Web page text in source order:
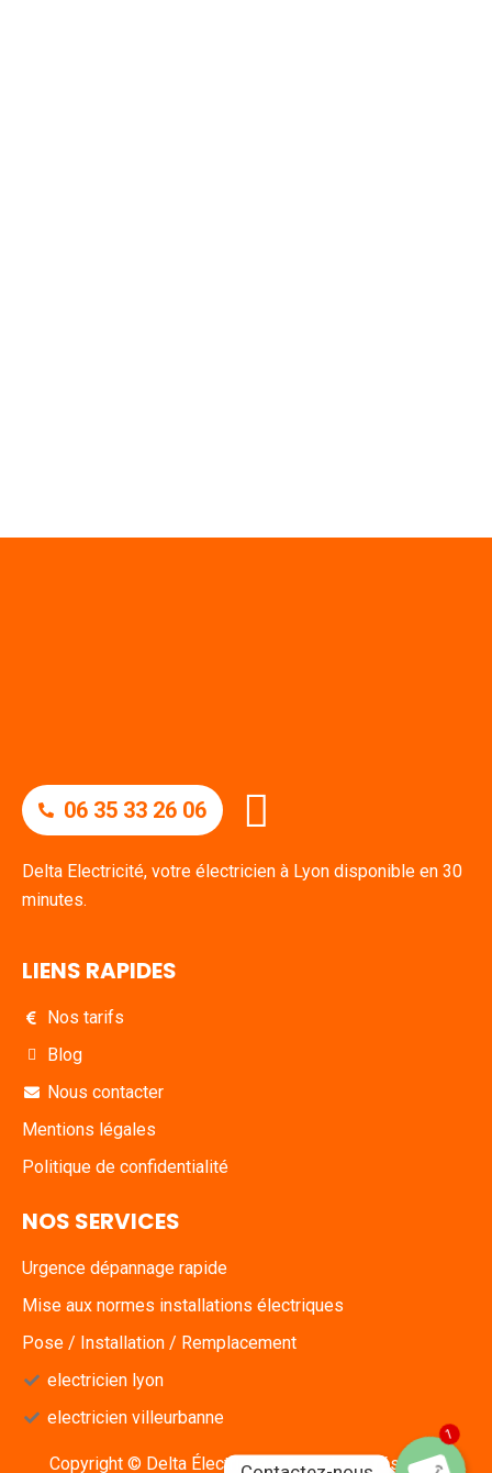
06 35 33 26 06
Delta Electricité, votre électricien à Lyon disponible en 30
minutes.
LIENS RAPIDES
Nos tarifs
Blog
Nous contacter
Mentions légales
Politique de confidentialité
NOS SERVICES
Urgence dépannage rapide
Mise aux normes installations électriques
Pose / Installation / Remplacement
electricien lyon
electricien villeurbanne
Copyright © Delta Électricité - Tous droits réservés